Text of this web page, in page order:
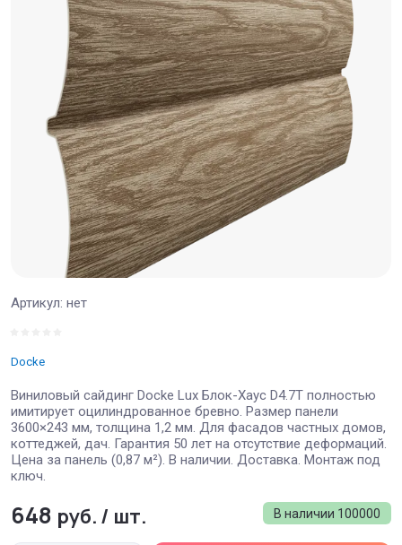
Артикул: нет
Docke
Виниловый сайдинг Docke Lux Блок-Хаус D4.7T полностью
имитирует оцилиндрованное бревно. Размер панели
3600×243 мм, толщина 1,2 мм. Для фасадов частных домов,
коттеджей, дач. Гарантия 50 лет на отсутствие деформаций.
Цена за панель (0,87 м²). В наличии. Доставка. Монтаж под
ключ.
В наличии 100000
648 руб. / шт.